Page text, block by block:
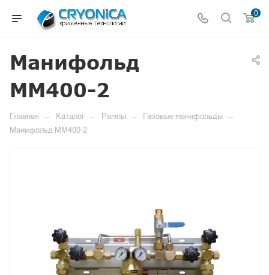
0
Манифольд
MM400-2
Главная — Каталог — Рампы — Газовые манифольды —
Манифольд MM400-2